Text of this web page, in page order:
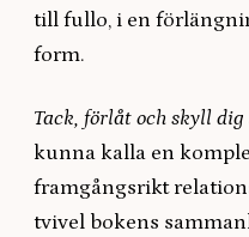
till fullo, i en
form.
Tack, förlåt och skyll dig
kunna kalla en
framgångsrikt
tvivel bokens